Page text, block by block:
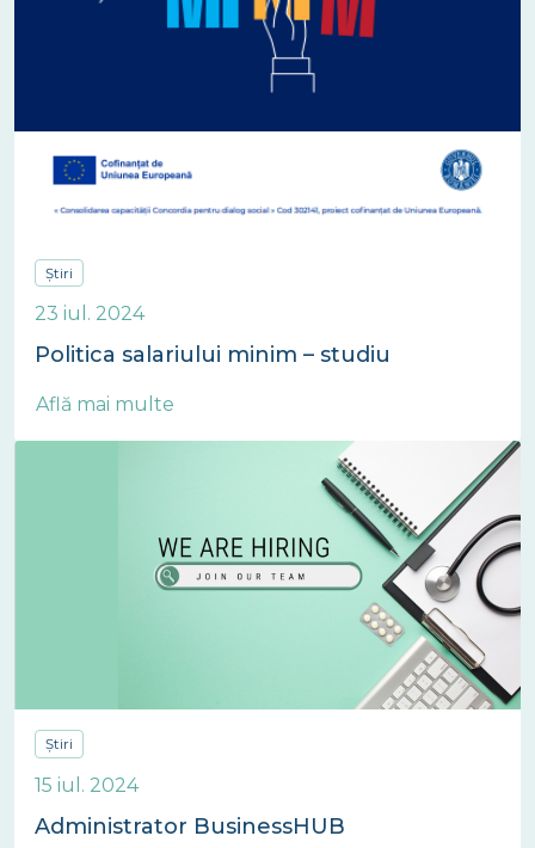
Știri
23 iul. 2024
Politica salariului minim – studiu
Află mai multe
Știri
15 iul. 2024
Administrator BusinessHUB